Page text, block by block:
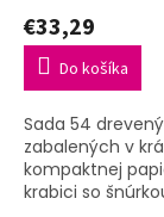
€33,29
Do košíka
Sada 54
zabalených v
kompaktnej
krabici so